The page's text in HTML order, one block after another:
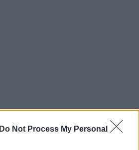
Do Not Process My Personal